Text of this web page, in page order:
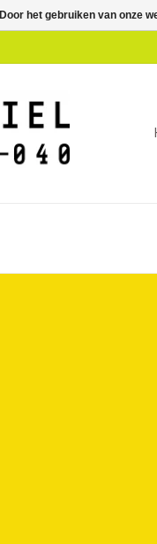
Door het gebruiken van onze